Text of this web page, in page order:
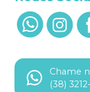
Chame
(38)